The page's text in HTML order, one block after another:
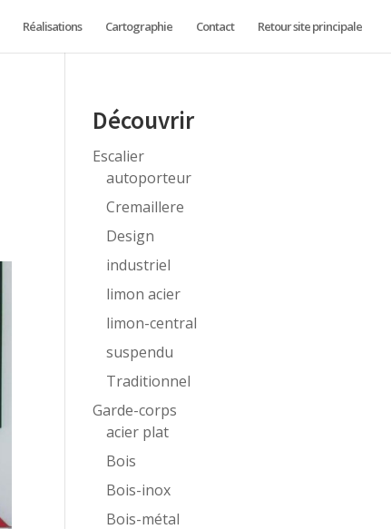
Réalisations Cartographie Contact Retour site principale
Découvrir
Escalier
autoporteur
Cremaillere
Design
industriel
limon acier
limon-central
suspendu
Traditionnel
Garde-corps
acier plat
Bois
Bois-inox
Bois-métal